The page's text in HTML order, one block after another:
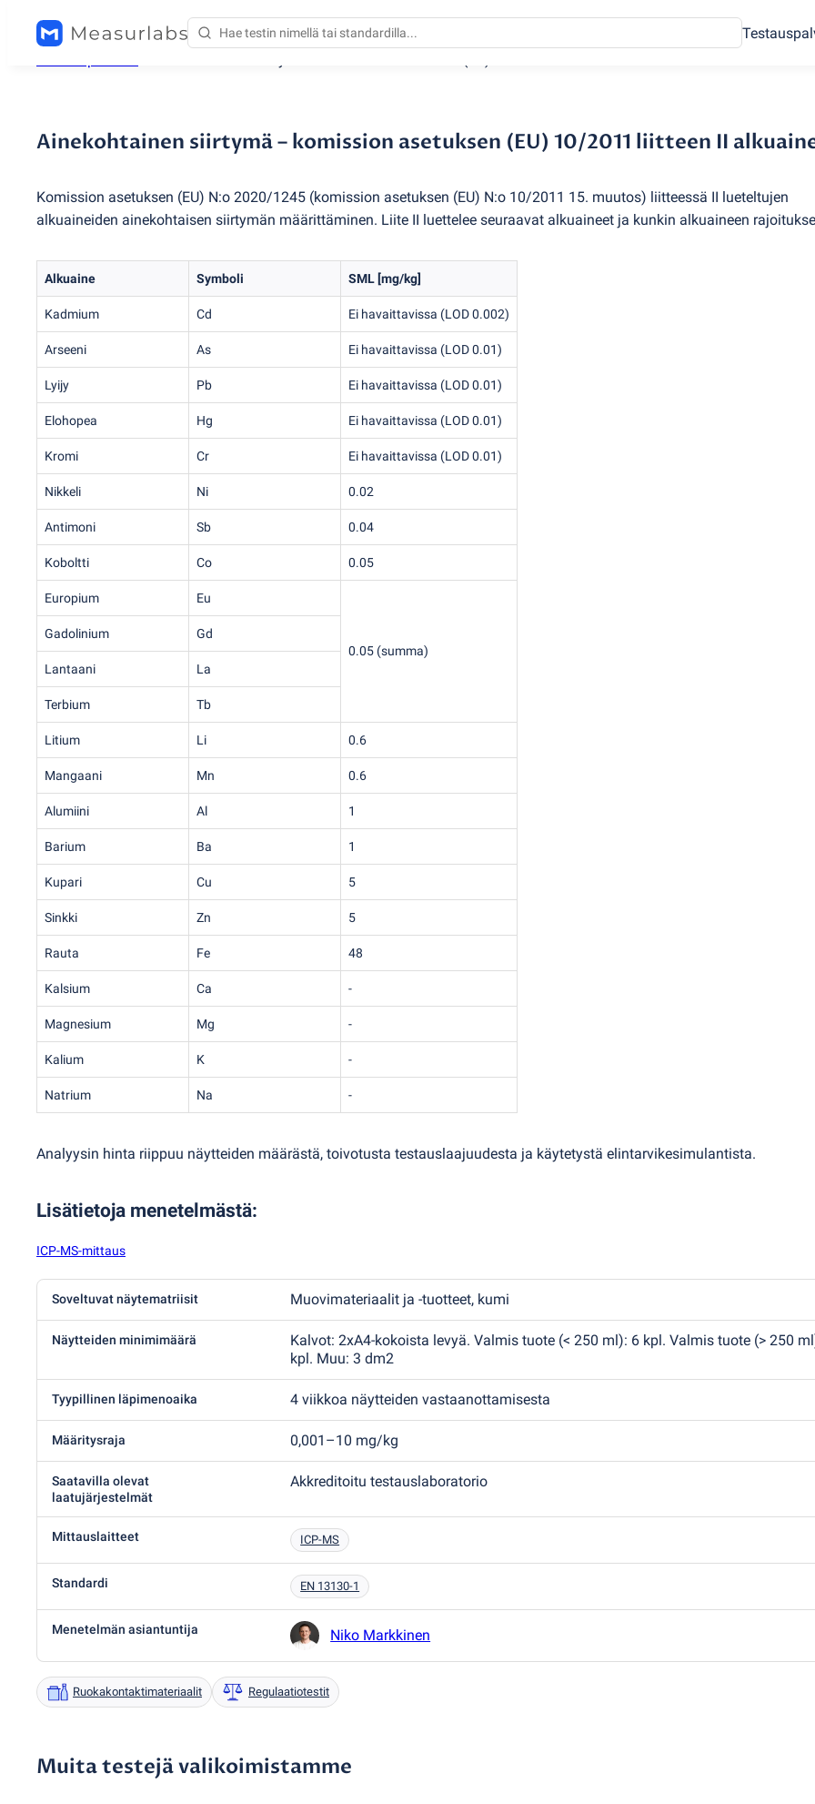
Ainekohtainen siirtymä – komission asetuksen (EU) 10/2011 liitteen II
Komission asetuksen (EU) N:o 2020/1245 (komission asetuksen (EU) N:o 10/2011 15. muutos) liitteessä II lueteltujen
alkuaineiden ainekohtaisen siirtymän määrittäminen. Liite II luettelee seuraavat alkuaineet ja kunkin alkuaineen
Alkuaine Symboli SML [mg/kg]
Kadmium Cd Ei havaittavissa (LOD 0.002)
Arseeni As Ei havaittavissa (LOD 0.01)
Lyijy Pb Ei havaittavissa (LOD 0.01)
Elohopea Hg Ei havaittavissa (LOD 0.01)
Kromi Cr Ei havaittavissa (LOD 0.01)
Nikkeli Ni 0.02
Antimoni Sb 0.04
Koboltti Co 0.05
Europium Eu
0.05 (summa)
Gadolinium Gd
Lantaani La
Terbium Tb
Litium Li 0.6
Mangaani Mn 0.6
Alumiini Al 1
Barium Ba 1
Kupari Cu 5
Sinkki Zn 5
Rauta Fe 48
Kalsium Ca -
Magnesium Mg -
Kalium K -
Natrium Na -
Analyysin hinta riippuu näytteiden määrästä, toivotusta testauslaajuudesta ja käytetystä elintarvikesimulantista.
Lisätietoja menetelmästä:
ICP-MS-mittaus
Soveltuvat näytematriisit Muovimateriaalit ja -tuotteet, kumi
Näytteiden minimimäärä Kalvot: 2xA4-kokoista levyä. Valmis tuote (< 250 ml): 6 kpl. Valmis tuote (> 250
kpl. Muu: 3 dm2
Tyypillinen läpimenoaika 4 viikkoa näytteiden vastaanottamisesta
Määritysraja 0,001–10 mg/kg
Saatavilla olevat
laatujärjestelmät
Akkreditoitu testauslaboratorio
Mittauslaitteet ICP-MS
Standardi EN 13130-1
Menetelmän asiantuntija Niko Markkinen
Ruokakontaktimateriaalit Regulaatiotestit
Muita testejä valikoimistamme